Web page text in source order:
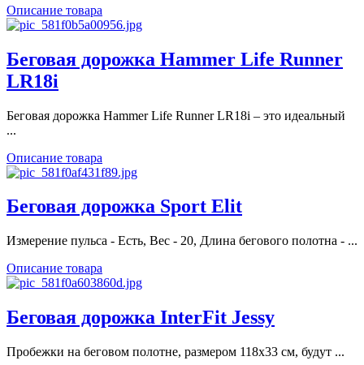
Описание товара
Беговая дорожка Hammer Life Runner
LR18i
Беговая дорожка Hammer Life Runner LR18i – это идеальный
...
Описание товара
Беговая дорожка Sport Elit
Измерение пульса - Есть, Вес - 20, Длина бегового полотна - ...
Описание товара
Беговая дорожка InterFit Jessy
Пробежки на беговом полотне, размером 118х33 см, будут ...